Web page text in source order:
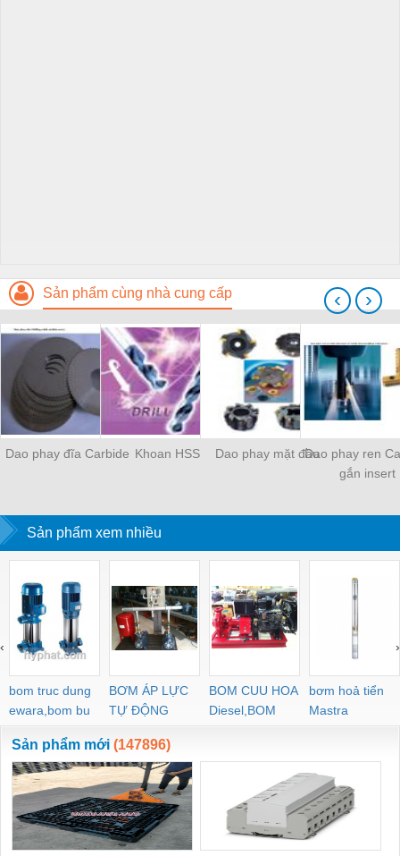
Sản phẩm cùng nhà cung cấp
Dao phay đĩa Carbide Khoan HSS Dao phay mặt đầuDao phay ren
gắn insert
‹ ›
Sản phẩm xem nhiều
bom truc dung
ewara,bom bu
ewara
BƠM ÁP LỰC
TỰ ĐỘNG
BOM CUU HOA
Diesel,BOM
CHUA CHAY
bơm hoả tiển
Mastra
‹ ›
Sản phẩm mới (147896)